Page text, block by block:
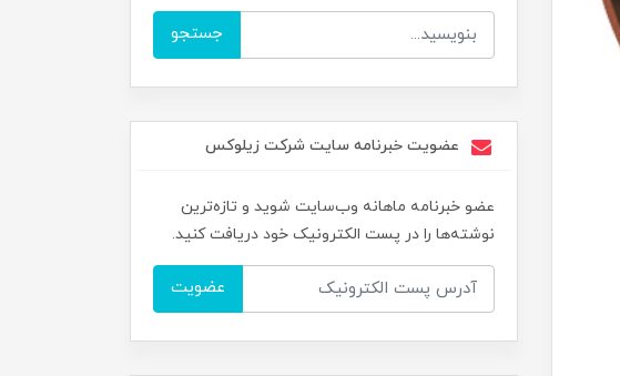
جستجو
عضویت خبرنامه سایت شرکت زیلوکس
عضو خبرنامه ماهانه وب‌سایت شوید و تازه‌ترین
نوشته‌ها را در پست الکترونیک خود دریافت کنید.
عضویت